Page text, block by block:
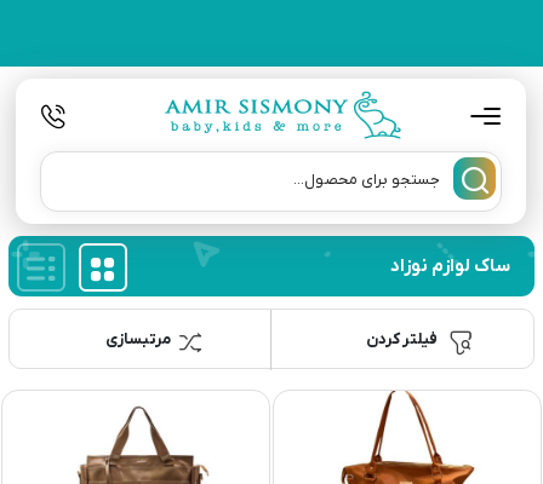
ساک لوازم نوزاد
مرتبسازی فیلتر کردن